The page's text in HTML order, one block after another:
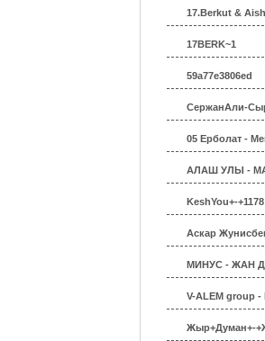
17.Berkut &
17BERK~1
59a77e3806ed
СержанАли-
05 Ерболат -
АЛАШ УЛЫ -
KeshYou+-
Аскар
МИНУС - ЖАН
V-ALEM group
Жыр+Думан+-